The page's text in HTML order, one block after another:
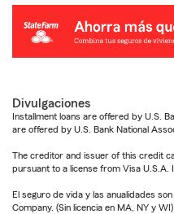
Divulgaciones
Installment loans are offered by U.S.
are offered by U.S. Bank National
The creditor and issuer of this credit
pursuant to a license from Visa U.S.A.
El seguro de vida y las anualidades
Company. (Sin licencia en MA, NY y